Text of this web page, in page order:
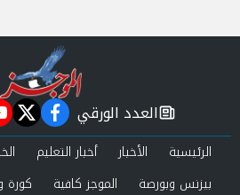
newspaper
العدد الورقي
الرئيسية الأخبار أخبار التعليم
بيزنس وبورصة
الموجز كافية كورة